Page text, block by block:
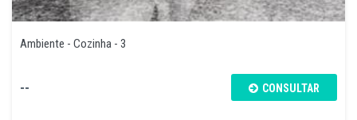
Ambiente - Cozinha - 3
-- CONSULTAR